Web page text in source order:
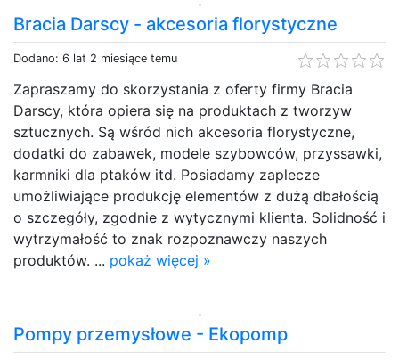
Bracia Darscy - akcesoria florystyczne
Dodano: 6 lat 2 miesiące temu
Zapraszamy do skorzystania z oferty firmy Bracia
Darscy, która opiera się na produktach z tworzyw
sztucznych. Są wśród nich akcesoria florystyczne,
dodatki do zabawek, modele szybowców, przyssawki,
karmniki dla ptaków itd. Posiadamy zaplecze
umożliwiające produkcję elementów z dużą dbałością
o szczegóły, zgodnie z wytycznymi klienta. Solidność i
wytrzymałość to znak rozpoznawczy naszych
produktów. ... pokaż więcej »
Pompy przemysłowe - Ekopomp